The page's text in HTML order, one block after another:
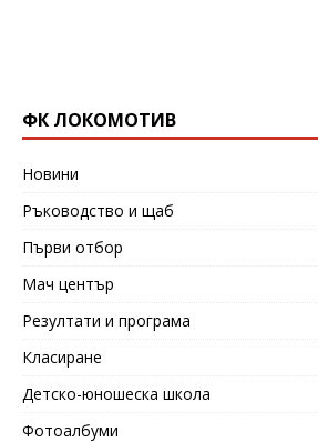
ФК ЛОКОМОТИВ
Новини
Ръководство и щаб
Първи отбор
Мач център
Резултати и програма
Класиране
Детско-юношеска школа
Фотоалбуми